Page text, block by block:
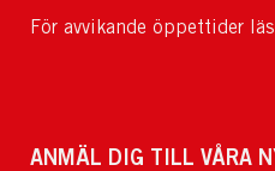
För avvikande öppettider
ANMÄL DIG TILL VÅRA